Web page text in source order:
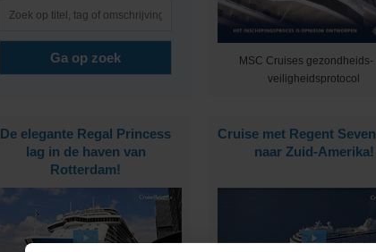
MSC Cruises gezondheids-
veiligheidsprotocol
De elegante Regal Princess
lag in de haven van
Rotterdam!
Cruise met Regent
naar Zuid-Amerika!